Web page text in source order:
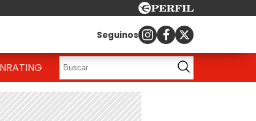
Seguinos
RATING